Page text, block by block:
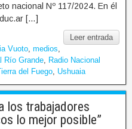
nacional Nº 117/2024. En él
[…]
Leer entrada
Vuoto medios
Río Grande
Radio Nacional
del Fuego Ushuaia
los trabajadores
lo mejor posible”